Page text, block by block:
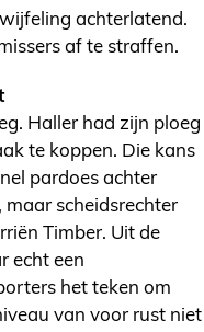
achterlatend.
af te straffen.
Haller had zijn ploeg
te koppen. Die kans
pardoes achter
maar scheidsrechter
Timber. Uit de
echt een
het teken om
van voor rust niet